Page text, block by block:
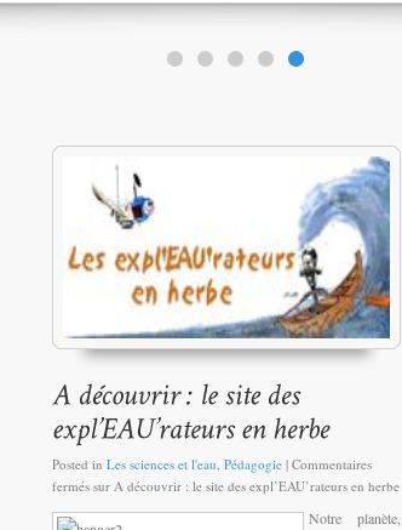
Posted in Les sciences et l'eau, Pédagogie | Commentaires
fermés sur A découvrir : le site des expl’EAU’rateurs en herbe
Notre planète,